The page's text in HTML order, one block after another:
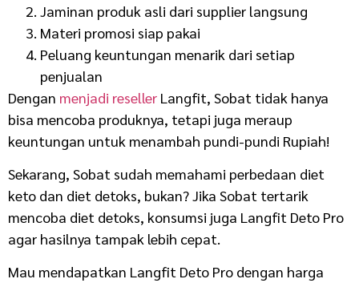
Jaminan produk asli dari supplier langsung
Materi promosi siap pakai
Peluang keuntungan menarik dari setiap
penjualan
Dengan menjadi reseller Langfit, Sobat tidak hanya
bisa mencoba produknya, tetapi juga meraup
keuntungan untuk menambah pundi-pundi Rupiah!
Sekarang, Sobat sudah memahami perbedaan diet
keto dan diet detoks, bukan? Jika Sobat tertarik
mencoba diet detoks, konsumsi juga Langfit Deto Pro
agar hasilnya tampak lebih cepat.
Mau mendapatkan Langfit Deto Pro dengan harga